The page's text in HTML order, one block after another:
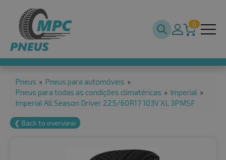
0
Pneus » Pneus para automóveis »
Pneus para todas as condições climatéricas » Imperial »
Imperial All Season Driver 225/60R17 103V XL 3PMSF
❮ Back to overview